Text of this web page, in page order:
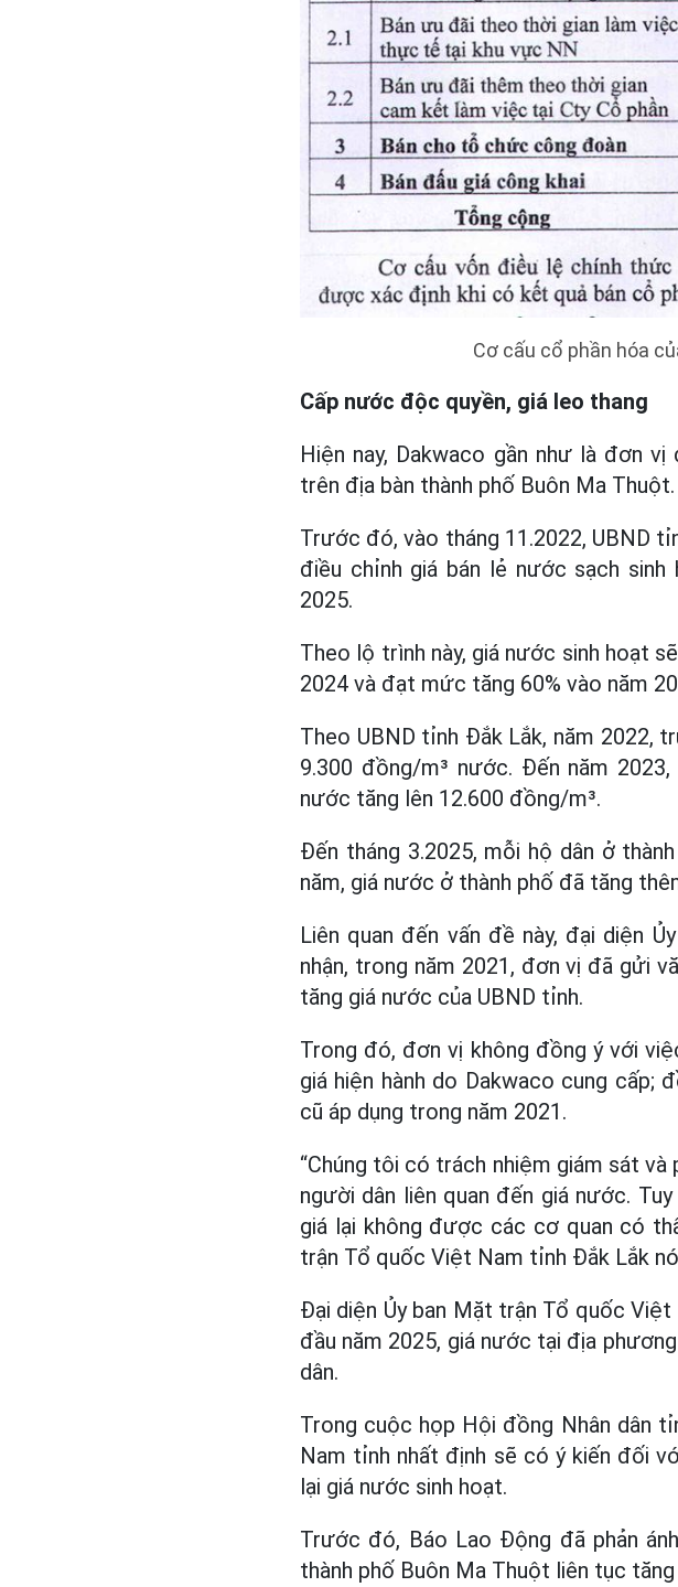
Cơ cấu cổ phần hóa
Cấp nước độc quyền, giá leo thang
Hiện nay, Dakwaco gần như là đơn
trên địa bàn thành phố Buôn Ma Thuột.
Trước đó, vào tháng 11.2022, UBND
điều chỉnh giá bán lẻ nước sạch
2025.
Theo lộ trình này, giá nước sinh hoạt
2024 và đạt mức tăng 60% vào năm
Theo UBND tỉnh Đắk Lắk, năm 2022,
9.300 đồng/m³ nước. Đến năm
nước tăng lên 12.600 đồng/m³.
Đến tháng 3.2025, mỗi hộ dân ở
năm, giá nước ở thành phố đã tăng
Liên quan đến vấn đề này, đại diện
nhận, trong năm 2021, đơn vị đã gửi
tăng giá nước của UBND tỉnh.
Trong đó, đơn vị không đồng ý với
giá hiện hành do Dakwaco cung cấp;
cũ áp dụng trong năm 2021.
“Chúng tôi có trách nhiệm giám sát
người dân liên quan đến giá nước.
giá lại không được các cơ quan có
trận Tổ quốc Việt Nam tỉnh Đắk Lắk
Đại diện Ủy ban Mặt trận Tổ quốc
đầu năm 2025, giá nước tại địa
dân.
Trong cuộc họp Hội đồng Nhân dân
Nam tỉnh nhất định sẽ có ý kiến đối
lại giá nước sinh hoạt.
Trước đó, Báo Lao Động đã phản
thành phố Buôn Ma Thuột liên tục